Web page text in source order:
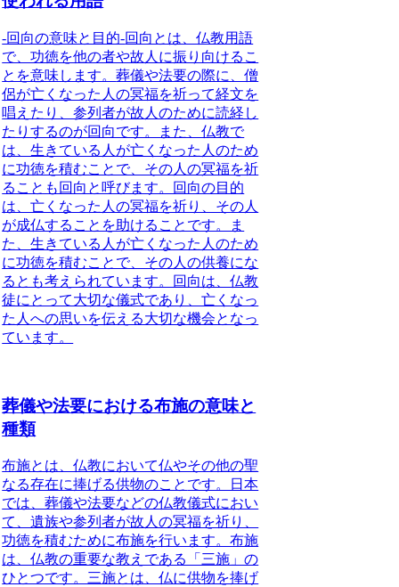
-回向の意味と目的-回向とは、仏教用語
で、功徳を他の者や故人に振り向けるこ
とを意味します。葬儀や法要の際に、僧
侶が亡くなった人の冥福を祈って経文を
唱えたり、参列者が故人のために読経し
たりするのが回向です。また、仏教で
は、生きている人が亡くなった人のため
に功徳を積むことで、その人の冥福を祈
ることも回向と呼びます。回向の目的
は、亡くなった人の冥福を祈り、その人
が成仏することを助けることです。ま
た、生きている人が亡くなった人のため
に功徳を積むことで、その人の供養にな
るとも考えられています。回向は、仏教
徒にとって大切な儀式であり、亡くなっ
た人への思いを伝える大切な機会となっ
ています。
葬儀や法要における布施の意味と
種類
布施とは、仏教において仏やその他の聖
なる存在に捧げる供物のこと です。日本
では、葬儀や法要などの仏教儀式におい
て、遺族や参列者が故人の冥福を祈り、
功徳を積むために布施を行います。布施
は、仏教の重要な教えである「三施」の
ひとつです。三施とは、仏に供物を捧げ